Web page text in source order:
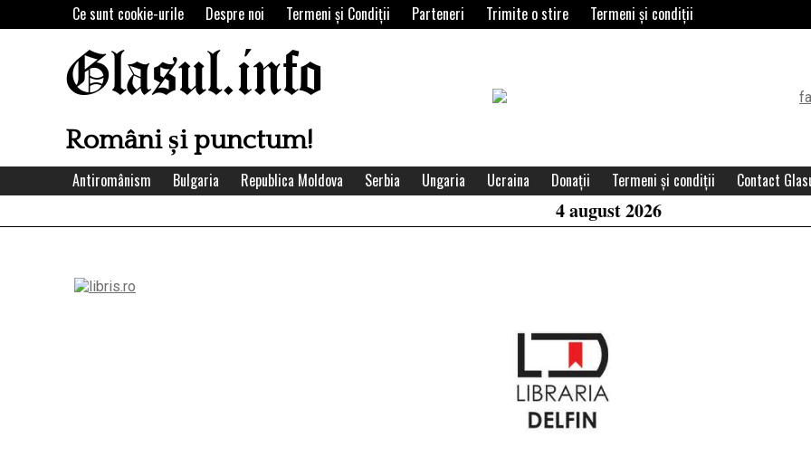
to
Ce sunt cookie-urile Despre noi Termeni şi Condiţii Parteneri Trimite o stire Termeni și condiții
Glasul.info
Români și punctum!
Header
Area
Antiromânism Bulgaria Republica Moldova Serbia Ungaria Ucraina Donații Termeni și condiții Contact
4 august 2026
Left
Asides